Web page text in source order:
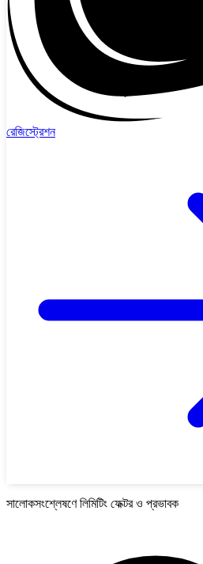
রেজিস্ট্রেশন
সালোকসংশ্লেষণে লিমিটিং ফেক্টর ও প্রভাবক